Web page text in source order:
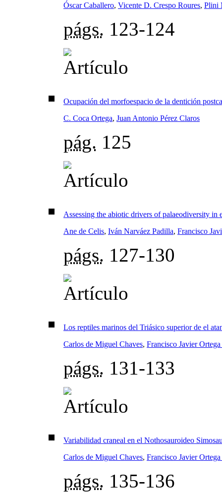
Óscar Caballero, Vicente D. Crespo Roures, Plini
págs. 123-124
Ocupación del morfoespacio de la dentición
C. Coca Ortega, Juan Antonio Pérez Claros
pág. 125
Assessing the abiotic drivers of palaeodiversity in
Ane de Celis, Iván Narváez Padilla, Francisco
págs. 127-130
Los reptiles marinos del Triásico superior de el
Carlos de Miguel Chaves, Francisco Javier
págs. 131-133
Variabilidad craneal en el Nothosauroideo
Carlos de Miguel Chaves, Francisco Javier
págs. 135-136